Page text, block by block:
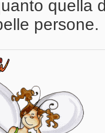
quella
persone.